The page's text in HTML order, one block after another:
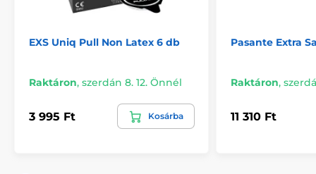
EXS Uniq Pull Non Latex 6 db
Raktáron, szerdán 8. 12. Önnél
3 995 Ft Kosárba
Pasante Extra
Raktáron,
11 310 Ft